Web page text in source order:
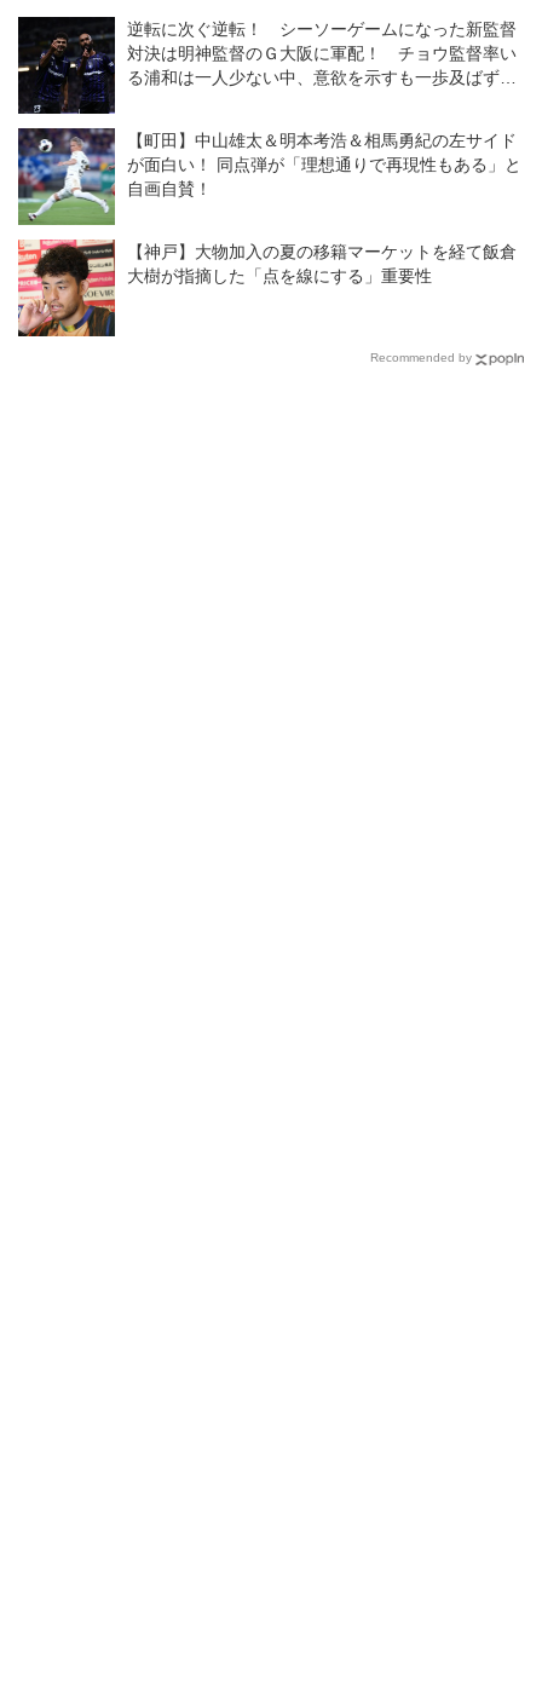
ないFC東京をひっくり返す◎J1
第1節
逆転に次ぐ逆転！ シーソーゲームになった新監督
対決は明神監督のＧ大阪に軍配！ チョウ監督率い
る浦和は一人少ない中、意欲を示すも一歩及ばず
【町田】中山雄太＆明本考浩＆相馬勇紀の左サイド
が面白い！ 同点弾が「理想通りで再現性もある」と
自画自賛！
【神戸】大物加入の夏の移籍マーケットを経て飯倉
大樹が指摘した「点を線にする」重要性
Recommended by